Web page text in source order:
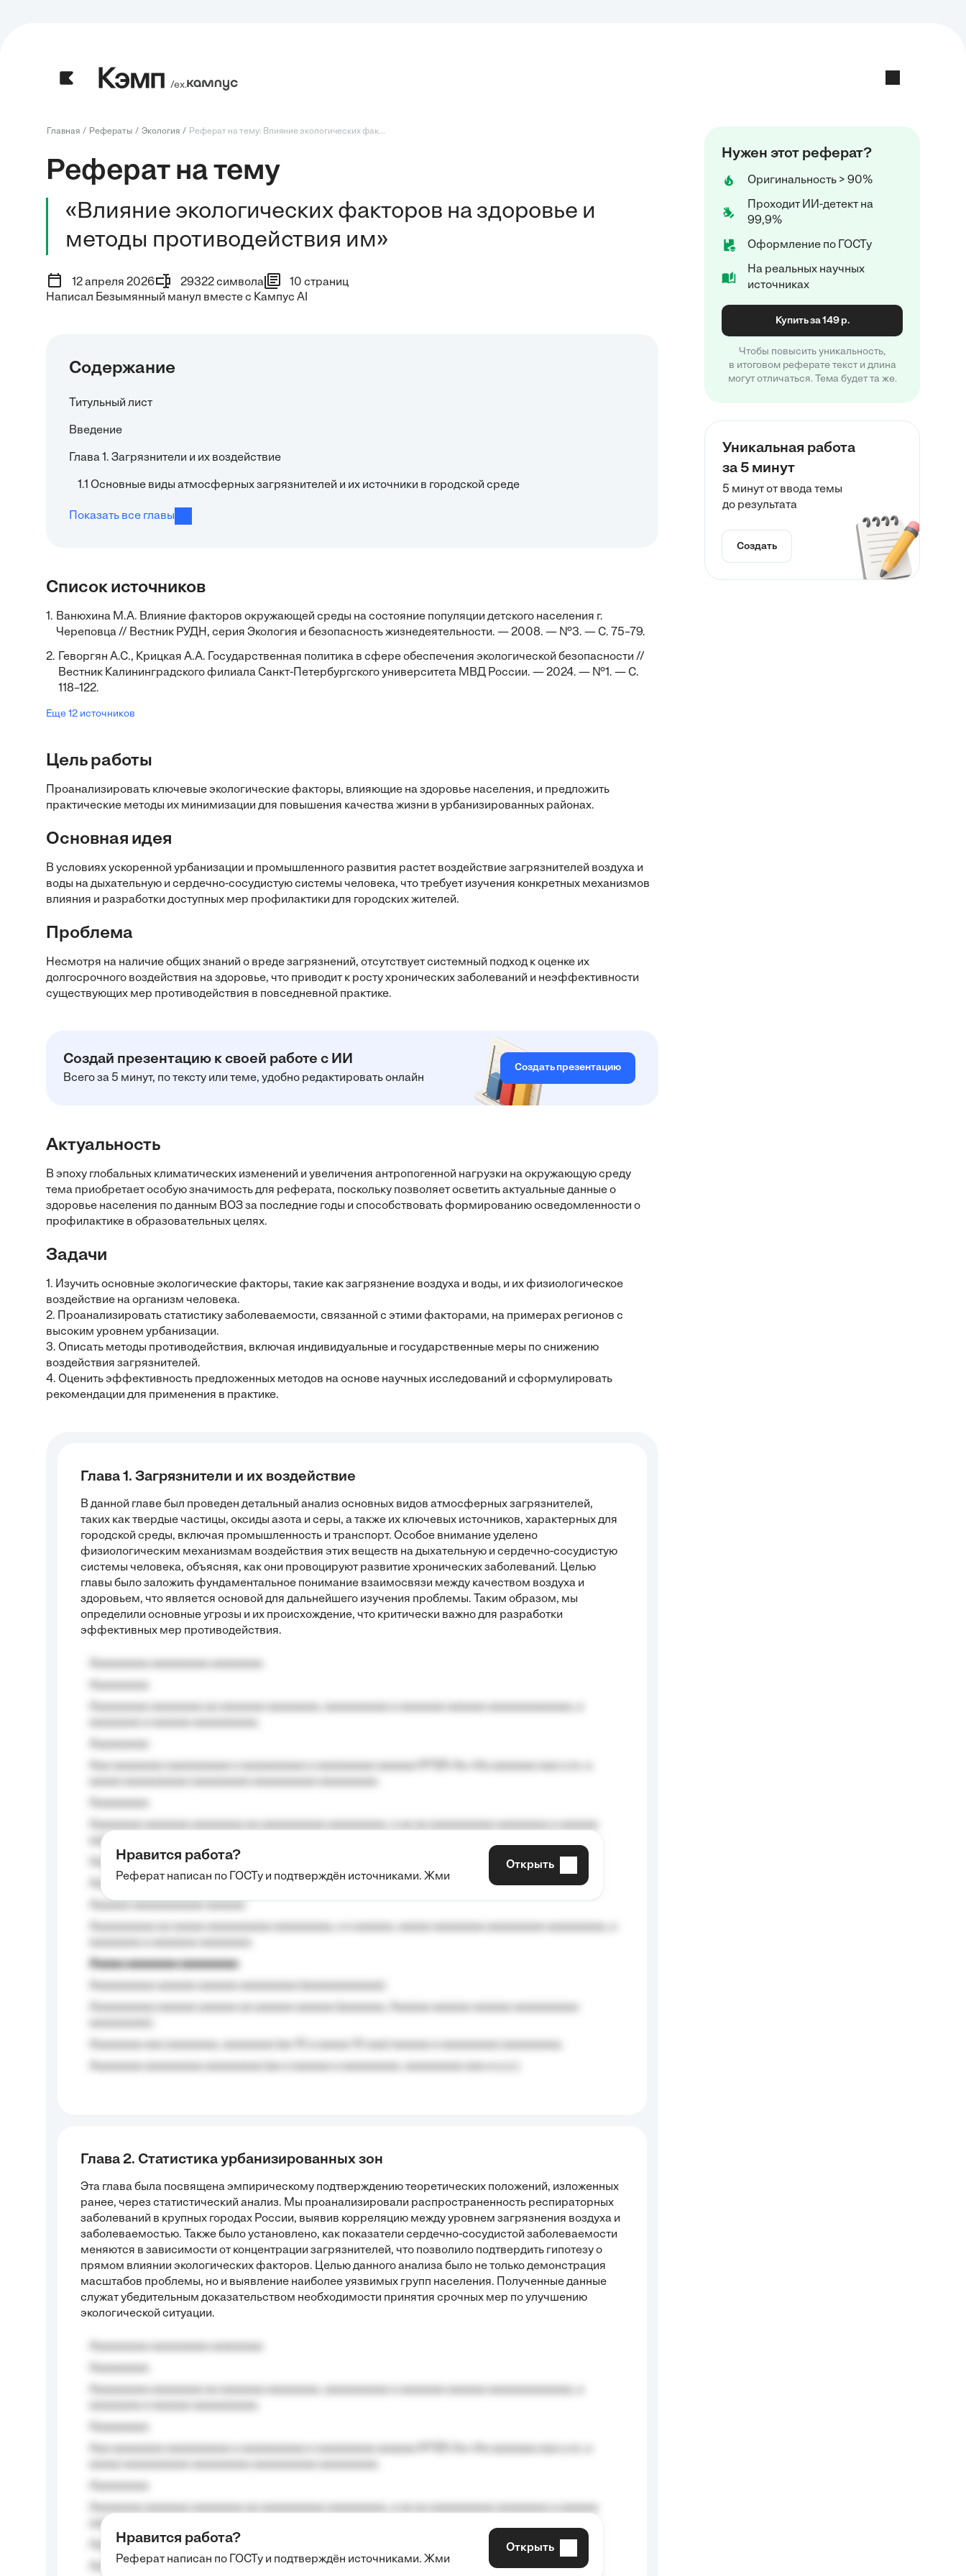
/ех.
Главная Рефераты Экология Реферат на тему: Влияние экологических фак...
Реферат на тему
«Влияние экологических факторов на здоровье и
методы противодействия им»
12 апреля 2026 29322 символа
10 страниц
Написал Безымянный манул вместе с Кампус AI
Содержание
Титульный лист
Введение
Глава 1. Загрязнители и их воздействие
1.1 Основные виды атмосферных загрязнителей и их источники в городской среде
Показать все главы
Список источников
1. Ванюхина М.А. Влияние факторов окружающей среды на состояние популяции детского населения г.
Череповца // Вестник РУДН, серия Экология и безопасность жизнедеятельности. — 2008. — №3. — С. 75–79.
2.
Геворгян А.С., Крицкая А.А. Государственная политика в сфере обеспечения экологической безопасности //
Вестник Калининградского филиала Санкт-Петербургского университета МВД России. — 2024. — №1. — С.
118–122.
Еще 12 источников
Цель работы
Проанализировать ключевые экологические факторы, влияющие на здоровье населения, и предложить
практические методы их минимизации для повышения качества жизни в урбанизированных районах.
Основная идея
В условиях ускоренной урбанизации и промышленного развития растет воздействие загрязнителей воздуха и
воды на дыхательную и сердечно-сосудистую системы человека, что требует изучения конкретных механизмов
влияния и разработки доступных мер профилактики для городских жителей.
Проблема
Несмотря на наличие общих знаний о вреде загрязнений, отсутствует системный подход к оценке их
долгосрочного воздействия на здоровье, что приводит к росту хронических заболеваний и неэффективности
существующих мер противодействия в повседневной практике.
Создай презентацию к своей работе с ИИ
Всего за 5 минут, по тексту или теме, удобно редактировать онлайн
Создать презентацию
Актуальность
В эпоху глобальных климатических изменений и увеличения антропогенной нагрузки на окружающую среду
тема приобретает особую значимость для реферата, поскольку позволяет осветить актуальные данные о
здоровье населения по данным ВОЗ за последние годы и способствовать формированию осведомленности о
профилактике в образовательных целях.
Задачи
1. Изучить основные экологические факторы, такие как загрязнение воздуха и воды, и их физиологическое
воздействие на организм человека.
2. Проанализировать статистику заболеваемости, связанной с этими факторами, на примерах регионов с
высоким уровнем урбанизации.
3. Описать методы противодействия, включая индивидуальные и государственные меры по снижению
воздействия загрязнителей.
4. Оценить эффективность предложенных методов на основе научных исследований и сформулировать
рекомендации для применения в практике.
Глава 1. Загрязнители и их воздействие
В данной главе был проведен детальный анализ основных видов атмосферных загрязнителей,
таких как твердые частицы, оксиды азота и серы, а также их ключевых источников, характерных для
городской среды, включая промышленность и транспорт. Особое внимание уделено
физиологическим механизмам воздействия этих веществ на дыхательную и сердечно-сосудистую
системы человека, объясняя, как они провоцируют развитие хронических заболеваний. Целью
главы было заложить фундаментальное понимание взаимосвязи между качеством воздуха и
здоровьем, что является основой для дальнейшего изучения проблемы. Таким образом, мы
определили основные угрозы и их происхождение, что критически важно для разработки
эффективных мер противодействия.
aaaa aaaa.
Aaaaaaaaa
Aaaaaaaaaa aa aaa aaaaaaaaa, a aaa aaaaaaaaaa aaa, a aaaaaaaaaa, aaaaaa aaaaaa a aaaaaa.
Aaaaa aaaaaaaa aaaaaaaaa
Нравится работа?
Реферат написан по ГОСТу и подтверждён источниками. Жми
Открыть
Глава 2. Статистика урбанизированных зон
Эта глава была посвящена эмпирическому подтверждению теоретических положений, изложенных
ранее, через статистический анализ. Мы проанализировали распространенность респираторных
заболеваний в крупных городах России, выявив корреляцию между уровнем загрязнения воздуха и
заболеваемостью. Также было установлено, как показатели сердечно-сосудистой заболеваемости
меняются в зависимости от концентрации загрязнителей, что позволило подтвердить гипотезу о
прямом влиянии экологических факторов. Целью данного анализа было не только демонстрация
масштабов проблемы, но и выявление наиболее уязвимых групп населения. Полученные данные
служат убедительным доказательством необходимости принятия срочных мер по улучшению
экологической ситуации.
aaaa aaaa.
Aaaaaaaaa
Aaaaaaaaaa aa aaa aaaaaaaaa, a aaa aaaaaaaaaa aaa, a aaaaaaaaaa, aaaaaa aaaaaa a aaaaaa.
Нравится работа?
Реферат написан по ГОСТу и подтверждён источниками. Жми
Открыть
Нужен этот реферат?
Оригинальность > 90%
Проходит ИИ-детект на
99,9%
Оформление по ГОСТу
На реальных научных
источниках
Купить за 149 р.
Чтобы повысить уникальность,
в итоговом реферате текст и длина
могут отличаться. Тема будет та же.
Уникальная работа
за 5 минут
5 минут от ввода темы
до результата
Создать